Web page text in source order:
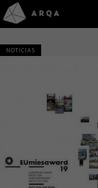
NOTICIAS